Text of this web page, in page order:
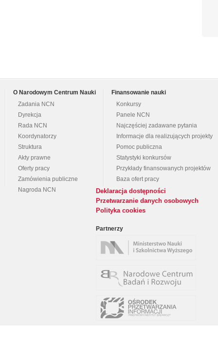
O Narodowym Centrum Nauki
Zadania NCN
Dyrekcja
Rada NCN
Koordynatorzy
Struktura
Akty prawne
Oferty pracy
Zamówienia publiczne
Nagroda NCN
Finansowanie nauki
Konkursy
Panele NCN
Najczęściej zadawane pytania
Informacje dla realizujących projekty
Pomoc publiczna
Statystyki konkursów
Przykłady finansowanych projektów
Baza ofert pracy
Deklaracja dostępności
Przetwarzanie danych osobowych
Polityka cookies
Partnerzy